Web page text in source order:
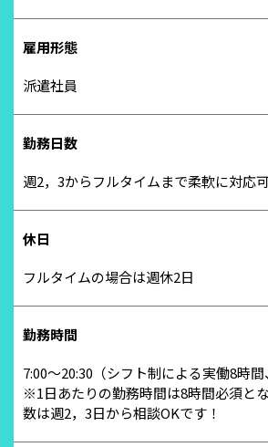
雇用形態
派遣社員
勤務日数
週2，3からフルタイムまで柔軟に対応
休日
フルタイムの場合は週休2日
勤務時間
7:00～20:30（シフト制による実働8時間
※1日あたりの勤務時間は8時間必須と
数は週2，3日から相談OKです！